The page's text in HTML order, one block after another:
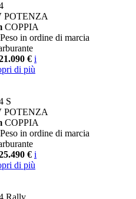
POTENZA
COPPIA
Peso in ordine di marcia
€ i
di più
S
POTENZA
COPPIA
Peso in ordine di marcia
€ i
di più
Rally